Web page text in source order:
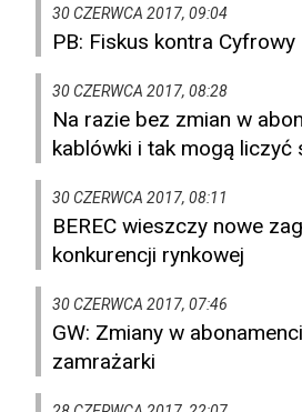
30 CZERWCA 2017, 09:04
PB: Fiskus kontra
30 CZERWCA 2017, 08:28
Na razie bez zmian w
kablówki i tak mogą liczyć
30 CZERWCA 2017, 08:11
BEREC wieszczy nowe
konkurencji rynkowej
30 CZERWCA 2017, 07:46
GW: Zmiany w
zamrażarki